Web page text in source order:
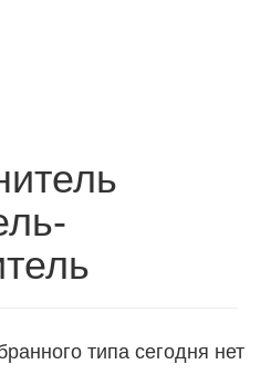
типа сегодня нет